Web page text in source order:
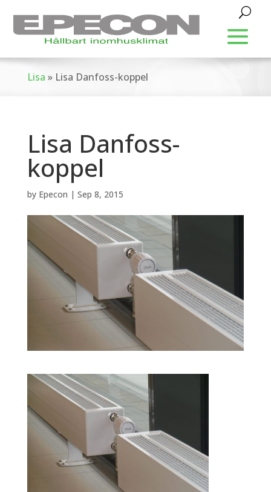
Lisa » Lisa Danfoss-koppel
Lisa Danfoss-
koppel
by Epecon | Sep 8, 2015